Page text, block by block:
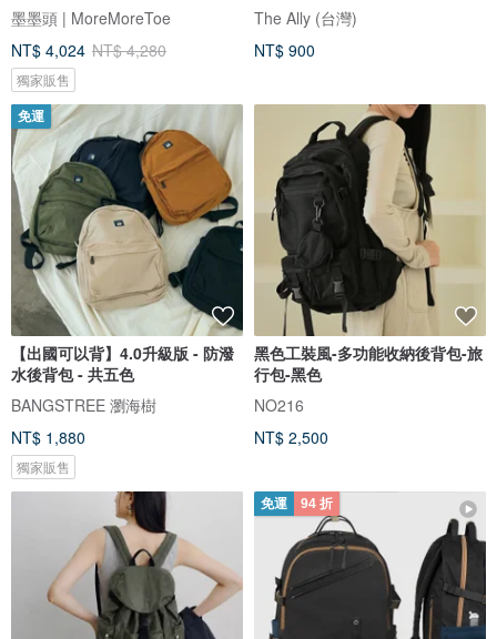
墨墨頭 | MoreMoreToe
NT$ 4,024 NT$ 4,280
獨家販售
The Ally (台灣)
NT$ 900
免運
【出國可以背】4.0升級版 - 防潑
水後背包 - 共五色
BANGSTREE 瀏海樹
NT$ 1,880
獨家販售
黑色工裝風-多功能收納後背包-旅
行包-黑色
NO216
NT$ 2,500
免運 94 折